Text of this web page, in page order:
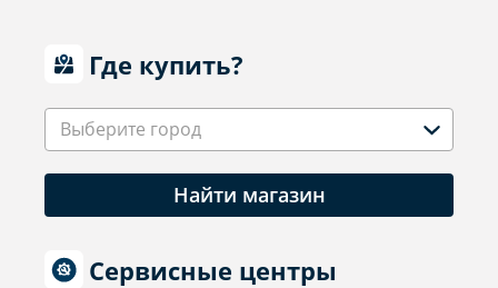
Где купить?
Выберите город
Найти магазин
Сервисные центры